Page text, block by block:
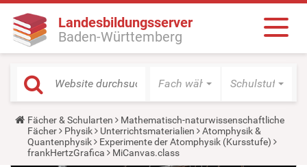
Landesbildungsserver
Baden-Württemberg
Fach wählen Schulstufe
Y
o
u
a
r
Fächer & Schularten
Mathematisch-naturwissenschaftliche
Fächer
Physik Unterrichtsmaterialien
Atomphysik &
Quantenphysik
Experimente der Atomphysik (Kursstufe)
frankHertzGrafica
MiCanvas.class